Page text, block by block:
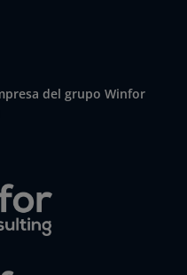
del grupo Winfor